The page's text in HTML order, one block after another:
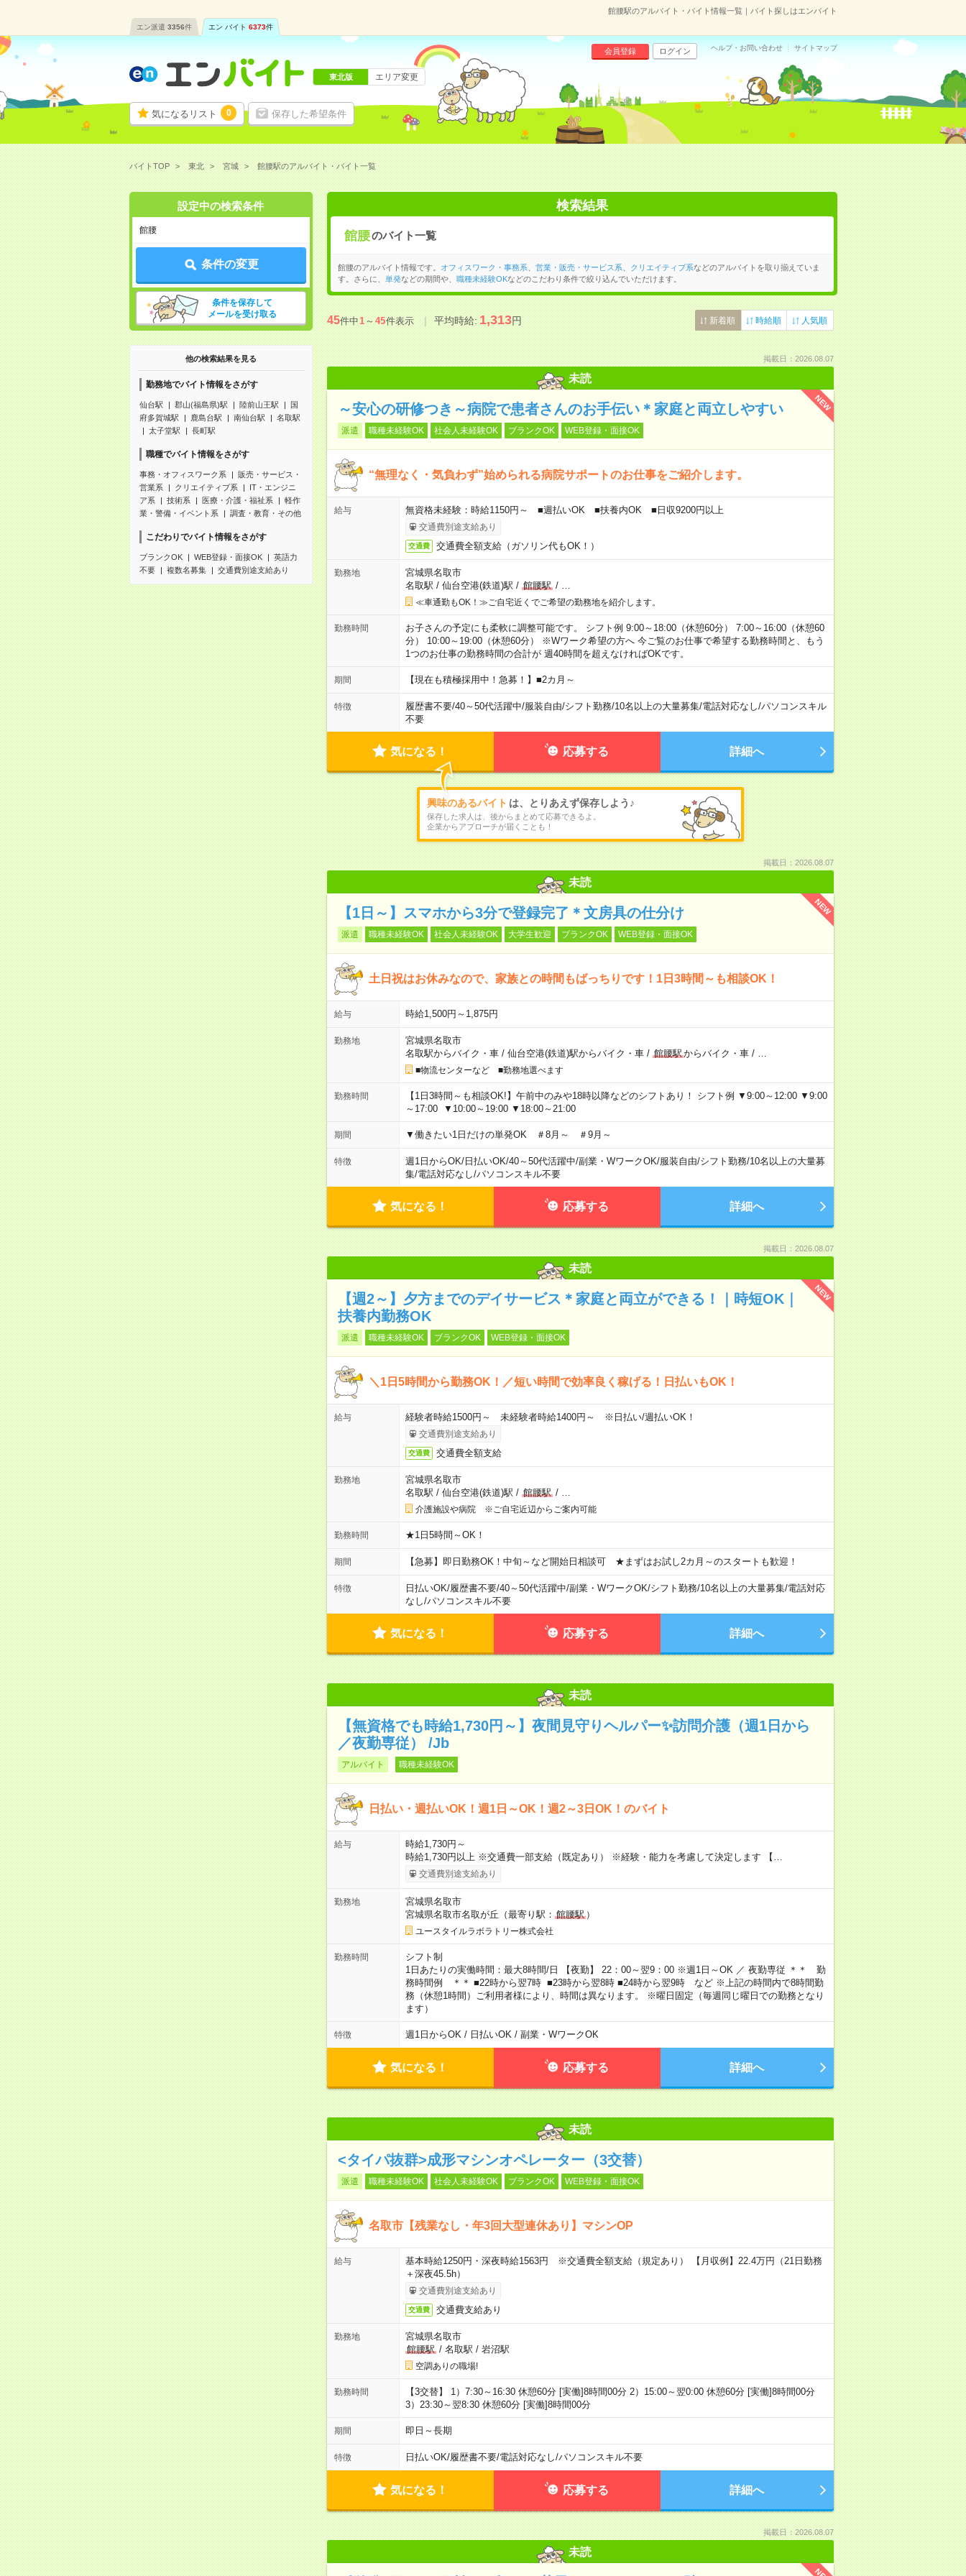
館腰駅のアルバイト・バイト情報一覧｜バイト探しはエンバイト
エン派遣 3356件 エン バイト 6373件
気になるリスト 0 保存した希望条件
会員登録 ログイン ヘルプ・お問い合わせ サイトマップ
東北版 エリア変更
バイトTOP 東北 宮城 館腰駅のアルバイト・バイト一覧
設定中の検索条件
館腰
条件の変更
条件を保存して
メールを受け取る
他の検索結果を見る
勤務地でバイト情報をさがす
仙台駅 郡山(福島県)駅 陸前山王駅
国
府多賀城駅
鹿島台駅 南仙台駅
名取駅
太子堂駅
長町駅
職種でバイト情報をさがす
事務・オフィスワーク系
販売・サービス・
営業系
クリエイティブ系
IT・エンジニ
ア系
技術系 医療・介護・福祉系
軽作
業・警備・イベント系
調査・教育・その他
こだわりでバイト情報をさがす
ブランクOK WEB登録・面接OK
英語力
不要
複数名募集 交通費別途支給あり
検索結果
館腰のバイト一覧
館腰のアルバイト情報です。 オフィスワーク・事務系 営業・販売・サービス系 クリエイティブ系などのアルバイトを取り揃えていま
す。さらに、
単発などの期間や、 職種未経験OKなどのこだわり条件で絞り込んでいただけます。
45件中1～45件表示 平均時給:1,313円 新着順 時給順 人気順
掲載日：2026.08.07
未読
NEW
～安心の研修つき～病院で患者さんのお手伝い＊家庭と両立しやすい
派遣 職種未経験OK 社会人未経験OK ブランクOK WEB登録・面接OK
“無理なく・気負わず”始められる病院サポートのお仕事をご紹介します。
給与 無資格未経験：時給1150円～ ■週払いOK ■扶養内OK ■日収9200円以上
交通費別途支給あり
交通費 交通費全額支給（ガソリン代もOK！）
勤務地
宮城県名取市
名取駅 / 仙台空港(鉄道)駅 / 館腰駅/
≪車通勤もOK！≫ご自宅近くでご希望の勤務地を紹介します。
勤務時間
お子さんの予定にも柔軟に調整可能です。 シフト例 9:00～18:00（休憩60分） 7:00～16:00（休憩60
分） 10:00～19:00（休憩60分） ※Wワーク希望の方へ 今ご覧のお仕事で希望する勤務時間と、もう
1つのお仕事の勤務時間の合計が 週40時間を超えなければOKです。
期間 【現在も積極採用中！急募！】■2カ月～
特徴 履歴書不要/40～50代活躍中/服装自由/シフト勤務/10名以上の大量募集/電話対応なし/パソコンスキル
不要
気になる！ 応募する 詳細へ
興味のあるバイト は、とりあえず保存しよう♪
保存した求人は、後からまとめて応募できるよ。
企業からアプローチが届くことも！
掲載日：2026.08.07
未読
NEW
【1日～】スマホから3分で登録完了＊文房具の仕分け
派遣 職種未経験OK 社会人未経験OK 大学生歓迎 ブランクOK WEB登録・面接OK
土日祝はお休みなので、家族との時間もばっちりです！1日3時間～も相談OK！
給与 時給1,500円～1,875円
勤務地
宮城県名取市
名取駅からバイク・車/ 仙台空港(鉄道)駅からバイク・車/ 館腰駅からバイク・車/
■物流センターなど ■勤務地選べます
勤務時間
【1日3時間～も相談OK!】午前中のみや18時以降などのシフトあり！ シフト例 ▼9:00～12:00 ▼9:00
～17:00 ▼10:00～19:00 ▼18:00～21:00
期間 ▼働きたい1日だけの単発OK ＃8月～ ＃9月～
特徴 週1日からOK/日払いOK/40～50代活躍中/副業・WワークOK/服装自由/シフト勤務/10名以上の大量募
集/電話対応なし/パソコンスキル不要
気になる！ 応募する 詳細へ
掲載日：2026.08.07
未読
NEW
【週2～】夕方までのデイサービス＊家庭と両立ができる！｜時短OK｜
扶養内勤務OK
派遣 職種未経験OK ブランクOK WEB登録・面接OK
＼1日5時間から勤務OK！／短い時間で効率良く稼げる！日払いもOK！
給与 経験者時給1500円～ 未経験者時給1400円～ ※日払い/週払いOK！
交通費別途支給あり
交通費 交通費全額支給
勤務地
宮城県名取市
名取駅 / 仙台空港(鉄道)駅 / 館腰駅/
介護施設や病院 ※ご自宅近辺からご案内可能
勤務時間 ★1日5時間～OK！
期間 【急募】即日勤務OK！中旬～など開始日相談可 ★まずはお試し2カ月～のスタートも歓迎！
特徴 日払いOK/履歴書不要/40～50代活躍中/副業・WワークOK/シフト勤務/10名以上の大量募集/電話対応
なし/パソコンスキル不要
気になる！ 応募する 詳細へ
未読
【無資格でも時給1,730円～】夜間見守りヘルパー✨訪問介護（週1日から
／夜勤専従） /Jb
アルバイト 職種未経験OK
日払い・週払いOK！週1日～OK！週2～3日OK！のバイト
給与
時給1,730円～
時給1,730円以上 ※交通費一部支給（既定あり） ※経験・能力を考慮して決定します 【…
交通費別途支給あり
勤務地
宮城県名取市
宮城県名取市名取が丘（最寄り駅： 館腰駅）
ユースタイルラボラトリー株式会社
勤務時間
シフト制
1日あたりの実働時間：最大8時間/日 【夜勤】 22：00～翌9：00 ※週1日～OK ／ 夜勤専従 ＊＊ 勤
務時間例 ＊＊ ■22時から翌7時 ■23時から翌8時 ■24時から翌9時 など ※上記の時間内で8時間勤
務（休憩1時間）ご利用者様により、時間は異なります。 ※曜日固定（毎週同じ曜日での勤務となり
ます）
特徴 週1日からOK / 日払いOK / 副業・WワークOK
気になる！ 応募する 詳細へ
未読
<タイパ抜群>成形マシンオペレーター（3交替）
派遣 職種未経験OK 社会人未経験OK ブランクOK WEB登録・面接OK
名取市【残業なし・年3回大型連休あり】マシンOP
給与
基本時給1250円・深夜時給1563円 ※交通費全額支給（規定あり） 【月収例】22.4万円（21日勤務
＋深夜45.5h）
交通費別途支給あり
交通費 交通費支給あり
勤務地
宮城県名取市
館腰駅/ 名取駅 / 岩沼駅
空調ありの職場!
勤務時間
【3交替】 1）7:30～16:30 休憩60分 [実働]8時間00分 2）15:00～翌0:00 休憩60分 [実働]8時間00分
3）23:30～翌8:30 休憩60分 [実働]8時間00分
期間 即日～長期
特徴 日払いOK/履歴書不要/電話対応なし/パソコンスキル不要
気になる！ 応募する 詳細へ
掲載日：2026.08.07
未読